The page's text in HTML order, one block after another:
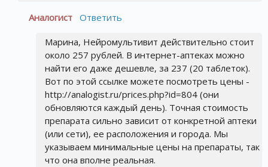
Аналогист Ответить
Марина, Нейромультивит действительно стоит
около 257 рублей. В интернет-аптеках можно
найти его даже дешевле, за 237 (20 таблеток).
Вот по этой ссылке можете посмотреть цены -
http://analogist.ru/prices.php?id=804 (они
обновляются каждый день). Точная стоимость
препарата сильно зависит от конкретной аптеки
(или сети), ее расположения и города. Мы
указываем минимальные цены на препараты, так
что она вполне реальная.